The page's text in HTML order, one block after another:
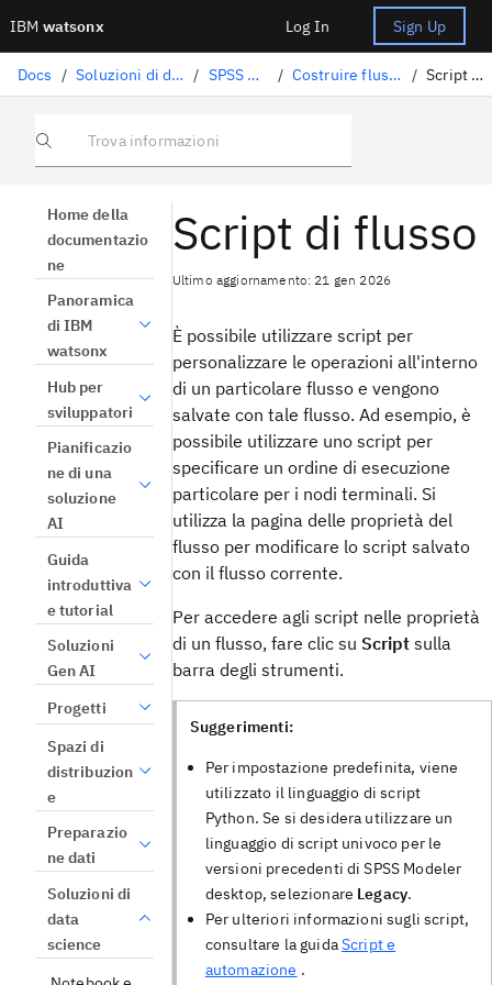
IBM watsonx Log In Sign Up
Docs / Soluzioni di data science / SPSS Modeler / Costruire flussi e modelli / Script di flusso
Trova informazioni
Home della
documentazio
ne
Panoramica
di IBM
watsonx
Hub per
sviluppatori
Pianificazio
ne di una
soluzione
AI
Guida
introduttiva
e tutorial
Soluzioni
Gen AI
Progetti
Spazi di
distribuzion
e
Preparazio
ne dati
Soluzioni di
data
science
Script di flusso
Ultimo aggiornamento: 21 gen 2026
È possibile utilizzare script per
personalizzare le operazioni all'interno
di un particolare flusso e vengono
salvate con tale flusso. Ad esempio, è
possibile utilizzare uno script per
specificare un ordine di esecuzione
particolare per i nodi terminali. Si
utilizza la pagina delle proprietà del
flusso per modificare lo script salvato
con il flusso corrente.
Per accedere agli script nelle proprietà
di un flusso, fare clic su Scriptsulla
barra degli strumenti.
Suggerimenti:
Per impostazione predefinita, viene
utilizzato il linguaggio di script
Python. Se si desidera utilizzare un
linguaggio di script univoco per le
versioni precedenti diSPSS Modeler
desktop, selezionare Legacy.
Per ulteriori informazioni sugli script,
consultare la guidaScript e
automazione .